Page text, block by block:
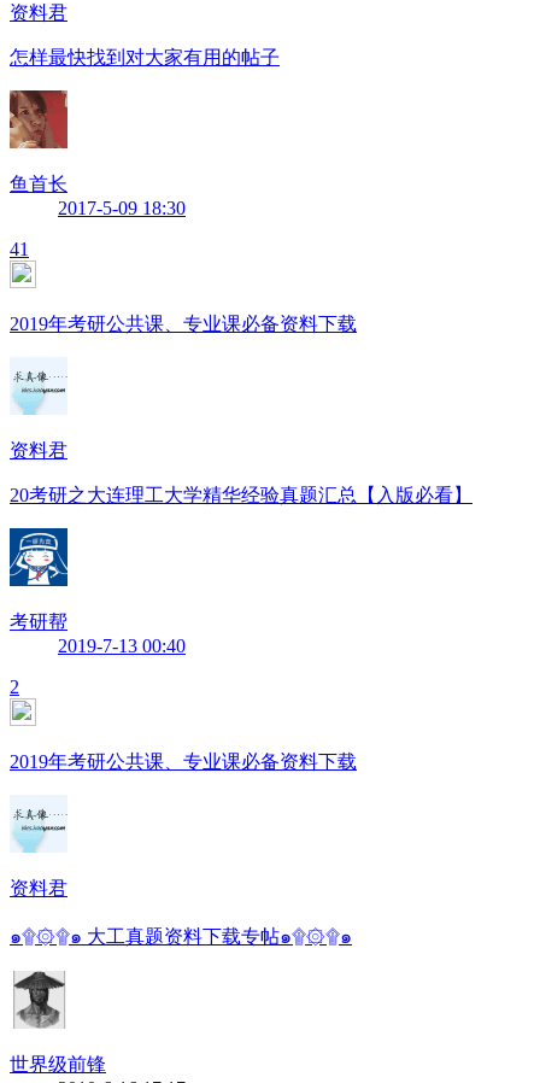
资料君
怎样最快找到对大家有用的帖子
鱼首长
2017-5-09 18:30
41
2019年考研公共课、专业课必备资料下载
资料君
20考研之大连理工大学精华经验真题汇总【入版必看】
考研帮
2019-7-13 00:40
2
2019年考研公共课、专业课必备资料下载
资料君
๑۩۞۩๑ 大工真题资料下载专帖๑۩۞۩๑
世界级前锋